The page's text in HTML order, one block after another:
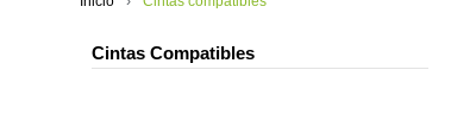
Cintas Compatibles